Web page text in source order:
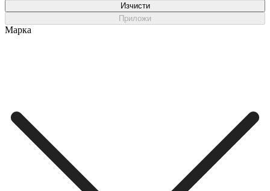
Изчисти
Приложи
Марка